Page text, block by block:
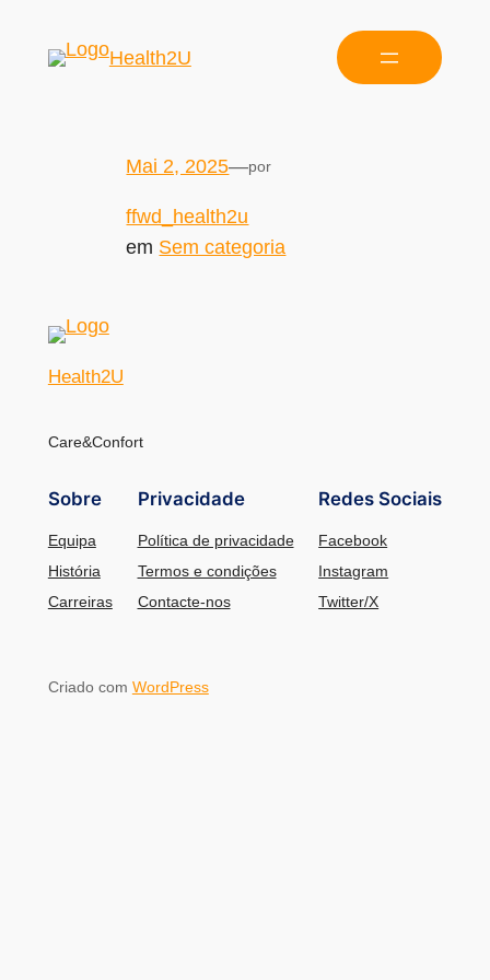
Health2U
Mai 2, 2025—por
ffwd_health2u
em Sem categoria
Health2U
Care&Confort
Sobre
Equipa
História
Carreiras
Privacidade
Política de privacidade
Termos e condições
Contacte-nos
Redes Sociais
Facebook
Instagram
Twitter/X
Criado com WordPress